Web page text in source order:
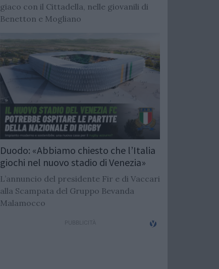
giaco con il Cittadella, nelle giovanili di
Benetton e Mogliano
Duodo: «Abbiamo chiesto che l’Italia
giochi nel nuovo stadio di Venezia»
L’annuncio del presidente Fir e di Vaccari
alla Scampata del Gruppo Bevanda
Malamocco